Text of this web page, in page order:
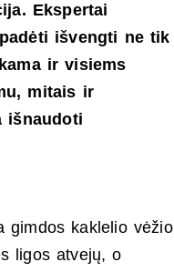
Ekspertai
išvengti ne tik
ir visiems
mitais ir
išnaudoti
gimdos kaklelio vėžio
ligos atvejų, o